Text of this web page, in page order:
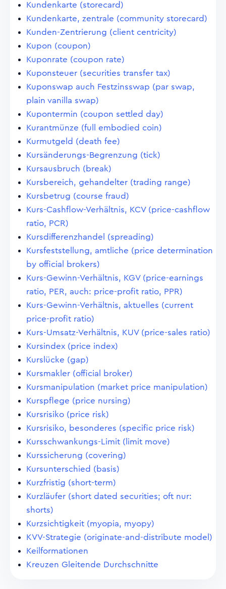
Kundenkarte (storecard)
Kundenkarte, zentrale (community storecard)
Kunden-Zentrierung (client centricity)
Kupon (coupon)
Kuponrate (coupon rate)
Kuponsteuer (securities transfer tax)
Kuponswap auch Festzinsswap (par swap,
plain vanilla swap)
Kupontermin (coupon settled day)
Kurantmünze (full embodied coin)
Kurmutgeld (death fee)
Kursänderungs-Begrenzung (tick)
Kursausbruch (break)
Kursbereich, gehandelter (trading range)
Kursbetrug (course fraud)
Kurs-Cashflow-Verhältnis, KCV (price-cashflow
ratio, PCR)
Kursdifferenzhandel (spreading)
Kursfeststellung, amtliche (price determination
by official brokers)
Kurs-Gewinn-Verhältnis, KGV (price-earnings
ratio, PER, auch: price-profit ratio, PPR)
Kurs-Gewinn-Verhältnis, aktuelles (current
price-profit ratio)
Kurs-Umsatz-Verhältnis, KUV (price-sales ratio)
Kursindex (price index)
Kurslücke (gap)
Kursmakler (official broker)
Kursmanipulation (market price manipulation)
Kurspflege (price nursing)
Kursrisiko (price risk)
Kursrisiko, besonderes (specific price risk)
Kursschwankungs-Limit (limit move)
Kurssicherung (covering)
Kursunterschied (basis)
Kurzfristig (short-term)
Kurzläufer (short dated securities; oft nur:
shorts)
Kurzsichtigkeit (myopia, myopy)
KVV-Strategie (originate-and-distribute model)
Keilformationen
Kreuzen Gleitende Durchschnitte